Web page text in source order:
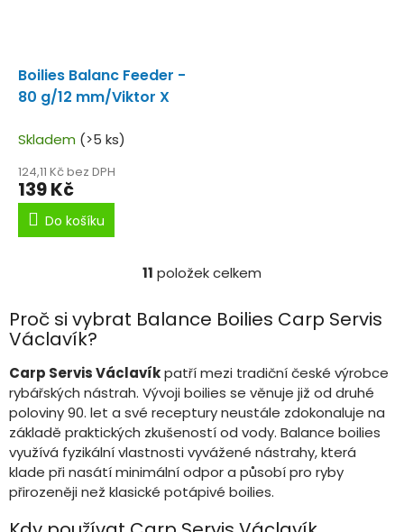
Boilies Balanc Feeder -
80 g/12 mm/Viktor X
Skladem (>5 ks)
124,11 Kč bez DPH
139 Kč
Do košíku
O
l
á
a
c
í
p
r
v
k
y
v
ý
11 položek celkem
Proč si vybrat Balance Boilies Carp Servis
Václavík?
Carp Servis Václavíkpatří mezi tradiční české výrobce
rybářských nástrah. Vývoji boilies se věnuje již od druhé
poloviny 90. let a své receptury neustále zdokonaluje na
základě praktických zkušeností od vody. Balance boilies
využívá fyzikální vlastnosti vyvážené nástrahy, která
klade při nasátí minimální odpor a působí pro ryby
přirozeněji než klasické potápivé boilies.